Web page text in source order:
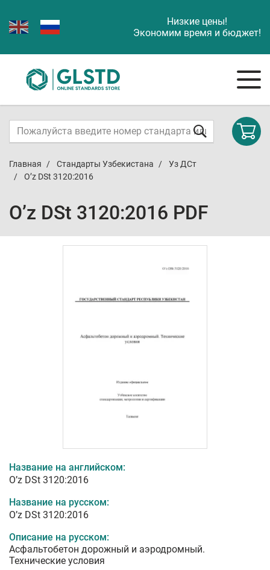
Низкие цены!
Экономим время и бюджет!
Главная Стандарты Узбекистана
Уз ДСт
O’z DSt 3120:2016
O’z DSt 3120:2016 PDF
Название на английском:
O’z DSt 3120:2016
Название на русском:
O’z DSt 3120:2016
Описание на русском:
Асфальтобетон дорожный и аэродромный.
Технические условия